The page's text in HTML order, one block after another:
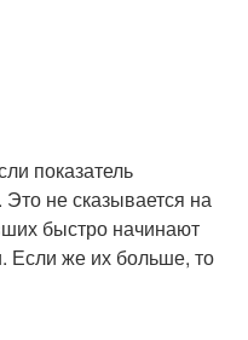
показатель
Это не сказывается на
быстро начинают
Если же их больше, то